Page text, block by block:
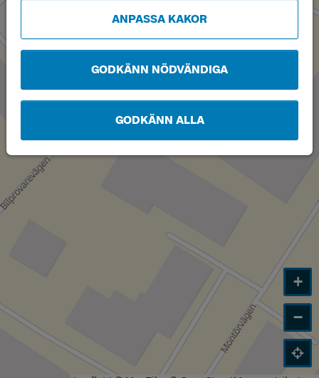
ANPASSA KAKOR
GODKÄNN NÖDVÄNDIGA
GODKÄNN ALLA
+
−